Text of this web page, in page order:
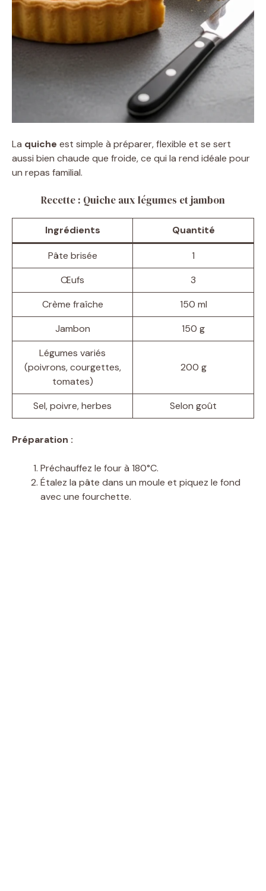
La quiche est simple à préparer, flexible et se sert
aussi bien chaude que froide, ce qui la rend idéale pour
un repas familial.
Recette : Quiche aux légumes et jambon
Ingrédients Quantité
Pâte brisée
1
Œufs
3
Crème fraîche
150 ml
Jambon
150 g
Légumes variés
(poivrons, courgettes,
tomates)
200 g
Sel, poivre, herbes Selon goût
Préparation :
Préchauffez le four à 180°C.
Étalez la pâte dans un moule et piquez le fond
avec une fourchette.